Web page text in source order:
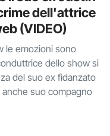
dell'attrice
(VIDEO)
le emozioni sono
dello show si
del suo ex fidanzato
suo compagno